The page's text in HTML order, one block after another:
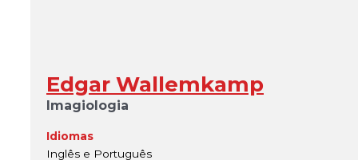
Edgar Wallemkamp
Imagiologia
Idiomas
Inglês e Português